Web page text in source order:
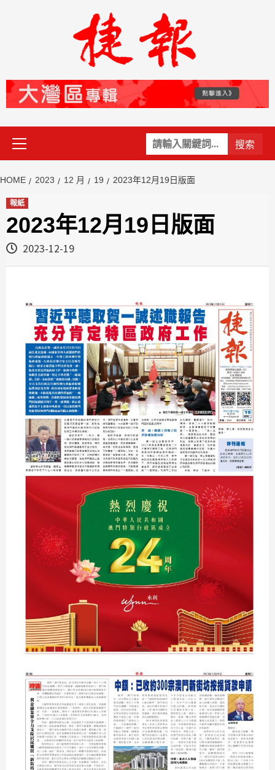
關
鍵
Primary
Menu
HOME 2023 12 月 19 2023年12月19日版面
報紙
2023年12月19日版面
2023-12-19